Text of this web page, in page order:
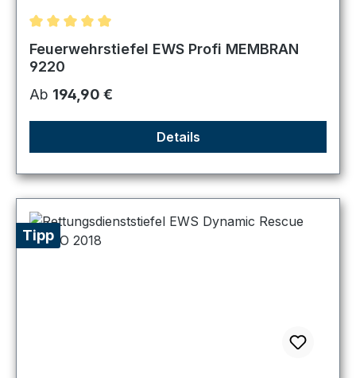
Durchschnittliche Bewertung von 5 von 5 Sternen
Feuerwehrstiefel EWS Profi MEMBRAN
9220
Regulärer Preis:
Ab 194,90 €
Details
Tipp